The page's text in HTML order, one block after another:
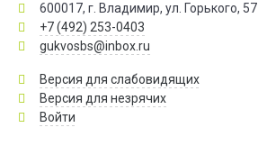
600017, г. Владимир, ул. Горького, 57
+7 (492) 253-0403
gukvosbs@inbox.ru
Версия для слабовидящих
Версия для незрячих
Войти